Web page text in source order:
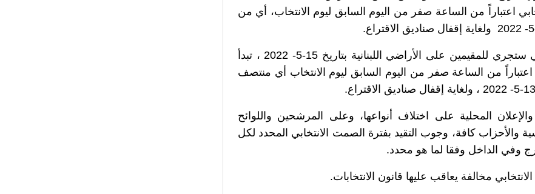
اعتباراً من الساعة صفر من اليوم السابق ليوم الانتخاب، أي من
.
للانتخابات العامّة التي ستجري للمقيمين على الأراضي اللبنانية بتاريخ 15-5- 2022 ، تبدأ
اعتباراً من الساعة صفر من اليوم السابق ليوم الانتخاب أي منتصف
.
المحلية على اختلاف أنواعها، وعلى المرشحين واللوائح
والأحزاب كافة، وجوب التقيد بفترة الصمت الانتخابي المحدد لكل
وفي الداخل وفقا لما هو محدد.
مخالفة يعاقب عليها قانون الانتخابات.